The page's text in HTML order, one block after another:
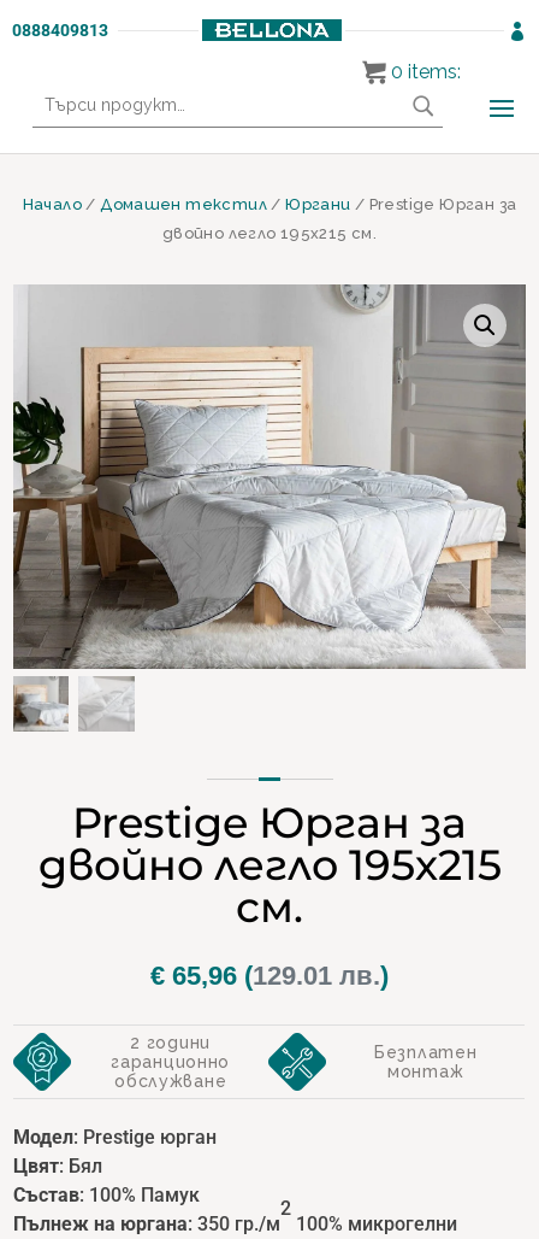
0888409813 
за:
Начало/Домашен текстил /Юргани / Prestige Юрган за
двойно легло 195х215 см.
Prestige Юрган за
двойно легло 195х215
см.
€ 65,96 (129.01 лв.)
2 години
гаранционно
обслужване
Безплатен
монтаж
Модел: Prestige юрган
Цвят: Бял
Състав: 100% Памук
Пълнеж на юргана: 350 гр./м
2
100% микрогелни
0 items: